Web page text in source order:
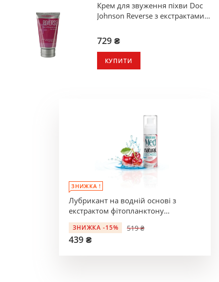
Крем для звуження піхви Doc
Johnson Reverse з екстрактами
729 ₴
КУПИТИ
ЗНИЖКА !
Лубрикант на водній основі з
екстрактом фітопланктону
Amoreane Cherry
ЗНИЖКА -15% 519 ₴
439 ₴